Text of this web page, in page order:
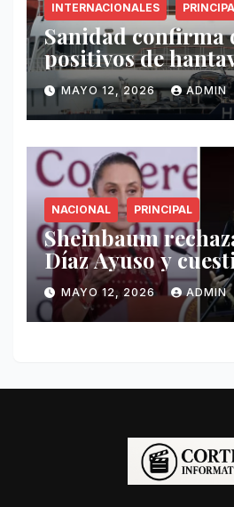
INTERNACIONALES
Sanidad confirma
positivos de
vinculados al
Hondius
MAYO 12, 2026 ADMIN
NACIONAL PRINCIPAL
Sheinbaum
Díaz Ayuso y
de funcionaria
MAYO 12, 2026 ADMIN